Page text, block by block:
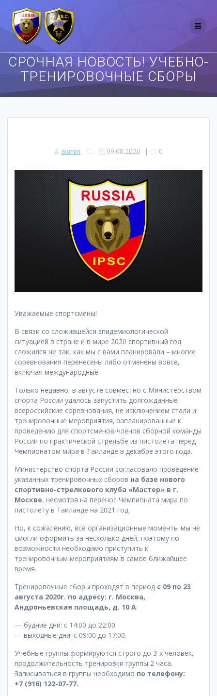
СРОЧНАЯ НОВОСТЬ! УЧЕБНО-
ТРЕНИРОВОЧНЫЕ СБОРЫ
admin 09.08.2020 | 0
Уважаемые спортсмены!
В связи со сложившейся эпидемиологической
ситуацией в стране и в мире 2020 спортивный год
сложился не так, как мы с вами планировали – многие
соревнования перенесены либо отменены вовсе,
включая международные.
Только недавно, в августе совместно с Министерством
спорта России удалось запустить долгожданные
всероссийские соревнования, не исключением стали и
тренировочные мероприятия, запланированные к
проведению для спортсменов-членов сборной команды
России по практической стрельбе из пистолета перед
Чемпионатом мира в Таиланде в декабре этого года.
Министерство спорта России согласовало проведение
указанных тренировочных сборов на базе нового
спортивно-стрелкового клуба «Мастер» в г.
Москве, несмотря на перенос Чемпионата мира по
пистолету в Таиланде на 2021 год.
Но, к сожалению, все организационные моменты мы не
смогли оформить за несколько дней, поэтому по
возможности необходимо приступить к
тренировочным мероприятиям в самое ближайшее
время.
Тренировочные сборы проходят в период с 09 по 23
августа 2020г. по адресу: г. Москва,
Андроньевская площадь, д. 10 А:
— будние дни: с 14:00 до 22:00
— выходные дни: с 09:00 до 17:00.
Учебные группы формируются строго до 3-х человек,
продолжительность тренировки группы 2 часа.
Записываться в группы необходимо по телефону:
+7 (916) 122-07-77.